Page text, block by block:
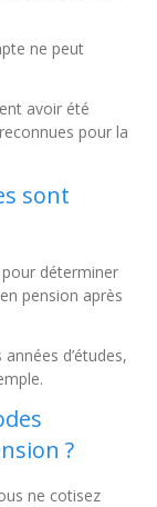
ne peut
avoir été
pour la
sont
déterminer
pension après
d’études,
?
ne cotisez